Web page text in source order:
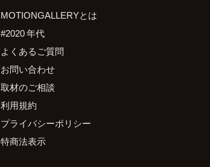
MOTIONGALLERYとは
#2020 年代
よくあるご質問
お問い合わせ
取材のご相談
利用規約
プライバシーポリシー
特商法表示